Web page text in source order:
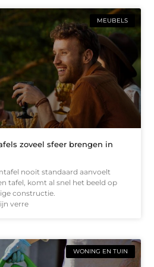
MEUBELS
zoveel sfeer brengen in
nooit standaard aanvoelt
tafel, komt al snel het beeld op
constructie.
verre
WONING EN TUIN